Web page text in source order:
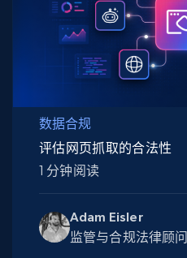
数据合规
Adam Eisler
监管与合规法律顾问
评估网页抓取的合法性
1 分钟阅读